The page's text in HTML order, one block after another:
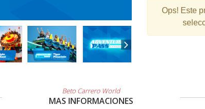
2
9
Ops! Este
Beto Carrero World
MAS INFORMACIONES